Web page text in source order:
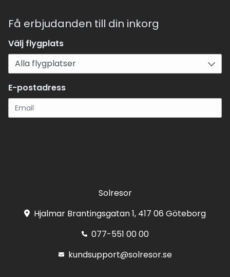
Få erbjudanden till din inkorg
Välj flygplats
E-postadress
Solresor
Hjalmar Brantingsgatan 1, 417 06 Göteborg
077-551 00 00
kundsupport@solresor.se